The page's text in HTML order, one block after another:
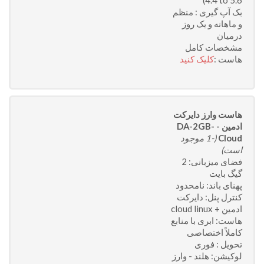
بک آپ گیری : منظم
و ماهانه و یک روز
درمیان
مشخصات کامل
هاست :کلیک کنید
هاست وارز دایرکت
ادمین - DA-2GB-
Cloud
(-1 موجود
است)
فضای میزبانی: 2
گیگ بایت
پهنای باند: نامحدود
کنترل پنل: دایرکت
ادمین + cloud linux
هاست: ابری با منابع
کاملاً اختصاصی
تحویل : فوری
لوکیشن: هلند - وارز